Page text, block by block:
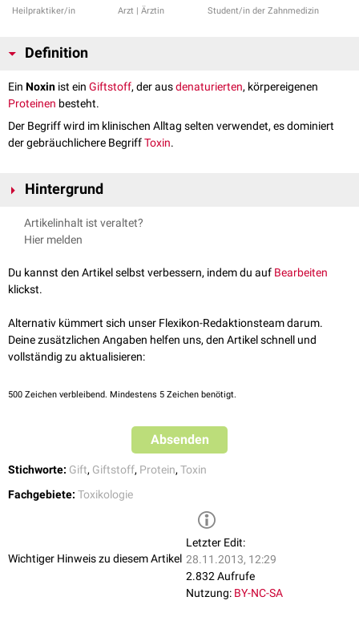
Heilpraktiker/in Arzt | Ärztin Student/in der Zahnmedizin
Definition
Ein Noxin ist ein Giftstoff, der ausdenaturierten, körpereigenen
Proteinen besteht.
Der Begriff wird im klinischen Alltag selten verwendet, es dominiert
der gebräuchlichere BegriffToxin.
Hintergrund
Noxine werden von Toxinen
Bakterien
durch ionisierende Strahlung oder im Rahmen von
Infektionskrankheiten
Artikelinhalt ist veraltet?
Hier melden
Du kannst den Artikel selbst verbessern, indem du auf Bearbeiten
klickst.
Alternativ kümmert sich unser Flexikon-Redaktionsteam darum.
Deine zusätzlichen Angaben helfen uns, den Artikel schnell und
vollständig zu aktualisieren:
500 Zeichen verbleibend. Mindestens 5 Zeichen benötigt.
Absenden
Stichworte: Gift, Giftstoff, Protein, Toxin
Fachgebiete: Toxikologie
Wichtiger Hinweis zu diesem Artikel
Letzter Edit:
28.11.2013, 12:29
2.832 Aufrufe
Nutzung: BY-NC-SA